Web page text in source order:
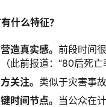
什么特征？
造真实感。 前段时间
此前报道：“80后死亡
关注。 类似于灾害事
时间节点。 当公众在